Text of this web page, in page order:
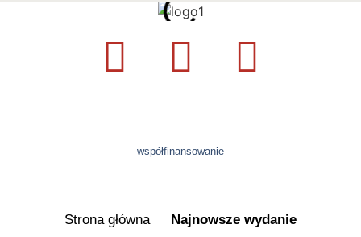
współfinansowanie
Strona główna Najnowsze wydanie